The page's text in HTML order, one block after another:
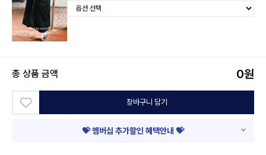
총 상품 금액 0원
장바구니 담기
💝 멤버십 추가할인 혜택안내 💝